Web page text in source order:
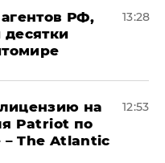
РФ,
десятки
13:28
на
Patriot по
The Atlantic
12:53